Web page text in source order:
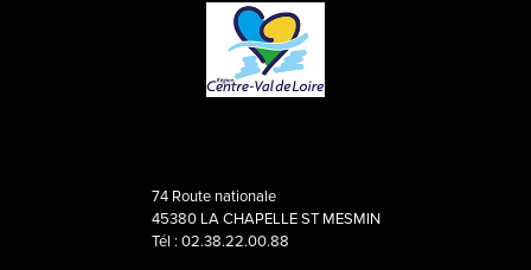
74 Route nationale
45380 LA CHAPELLE ST MESMIN
Tél : 02.38.22.00.88